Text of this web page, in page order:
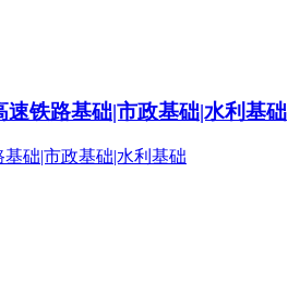
铁路基础|市政基础|水利基础